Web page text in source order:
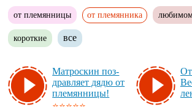
от племянницы от племянника
короткие все
Мат­рос­кин поз­
драв­ля­ет дя­дю от
пле­мян­ни­цы!